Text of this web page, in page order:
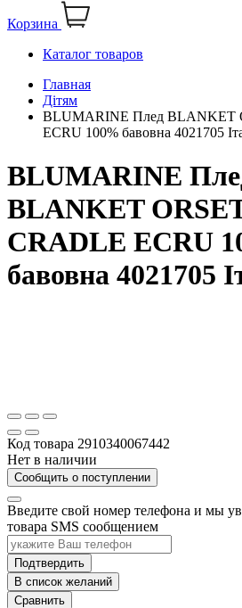
Корзина
Каталог товаров
Главная
Дітям
BLUMARINE Плед BLANKET
ECRU 100% бавовна 4021705
BLUMARINE
BLANKET
CRADLE ECRU
бавовна 4021705
Код товара 2910340067442
Нет в наличии
Сообщить о поступлении
Введите свой номер телефона и мы
товара SMS сообщением
Подтвердить
В список желаний
Сравнить